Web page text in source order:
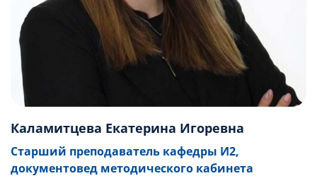
Каламитцева Екатерина Игоревна
Старший преподаватель кафедры И2,
документовед методического кабинета